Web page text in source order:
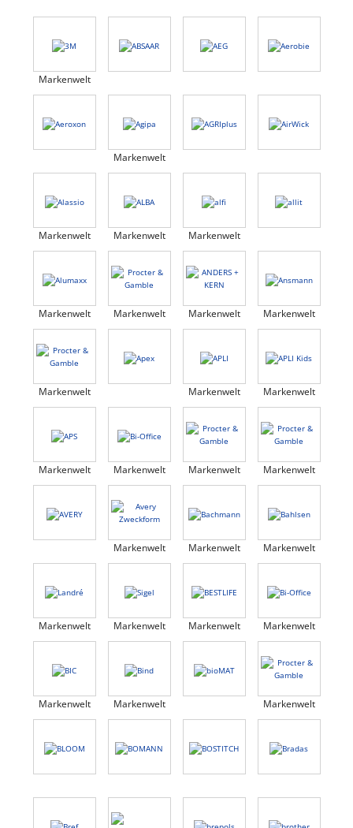
Markenwelt
Markenwelt
Markenwelt Markenwelt Markenwelt
Markenwelt Markenwelt Markenwelt Markenwelt
Markenwelt Markenwelt Markenwelt
Markenwelt Markenwelt Markenwelt Markenwelt
Markenwelt Markenwelt Markenwelt
Markenwelt Markenwelt Markenwelt Markenwelt
Markenwelt Markenwelt Markenwelt